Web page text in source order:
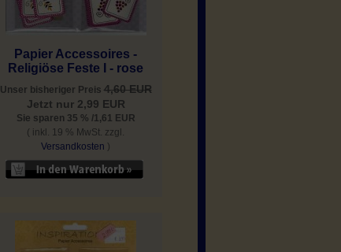
Papier Accessoires -
Religiöse Feste I - rose
Unser bisheriger Preis 4,60 EUR
Jetzt nur 2,99 EUR
Sie sparen 35 % /1,61 EUR
( inkl. 19 % MwSt. zzgl.
Versandkosten )